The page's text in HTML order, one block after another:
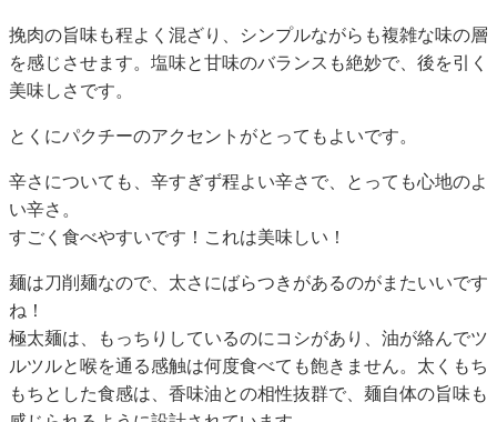
挽肉の旨味も程よく混ざり、シンプルながらも複雑な味の層
を感じさせます。塩味と甘味のバランスも絶妙で、後を引く
美味しさです。
とくにパクチーのアクセントがとってもよいです。
辛さについても、辛すぎず程よい辛さで、とっても心地のよ
い辛さ。
すごく食べやすいです！これは美味しい！
麺は刀削麺なので、太さにばらつきがあるのがまたいいです
ね！
極太麺は、もっちりしているのにコシがあり、油が絡んでツ
ルツルと喉を通る感触は何度食べても飽きません。太くもち
もちとした食感は、香味油との相性抜群で、麺自体の旨味も